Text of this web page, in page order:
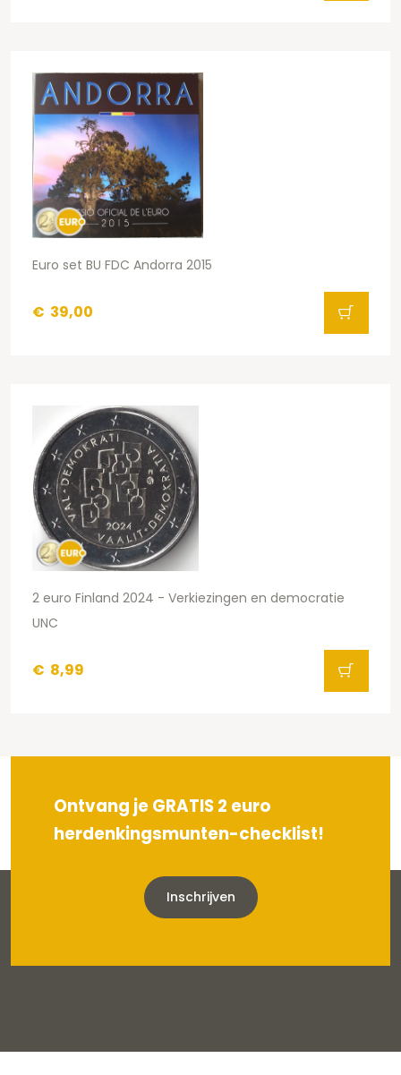
Euro set BU FDC Andorra 2015
€ 39,00
2 euro Finland 2024 - Verkiezingen en democratie
UNC
€ 8,99
Ontvang je GRATIS 2 euro
herdenkingsmunten-checklist!
Inschrijven